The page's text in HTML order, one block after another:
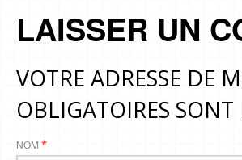
LAISSER UN
VOTRE ADRESSE DE
OBLIGATOIRES
NOM *